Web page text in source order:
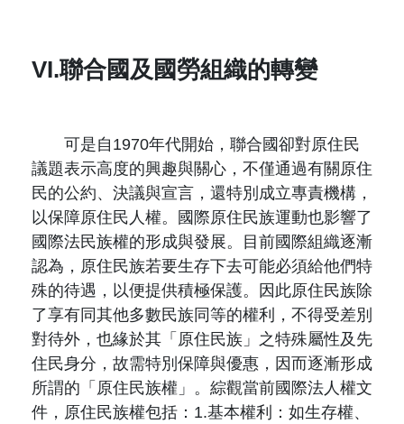
VI.聯合國及國勞組織的轉變
可是自1970年代開始，聯合國卻對原住民
議題表示高度的興趣與關心，不僅通過有關原住
民的公約、決議與宣言，還特別成立專責機構，
以保障原住民人權。國際原住民族運動也影響了
國際法民族權的形成與發展。目前國際組織逐漸
認為，原住民族若要生存下去可能必須給他們特
殊的待遇，以便提供積極保護。因此原住民族除
了享有同其他多數民族同等的權利，不得受差別
對待外，也緣於其「原住民族」之特殊屬性及先
住民身分，故需特別保障與優惠，因而逐漸形成
所謂的「原住民族權」。綜觀當前國際法人權文
件，原住民族權包括：1.基本權利：如生存權、